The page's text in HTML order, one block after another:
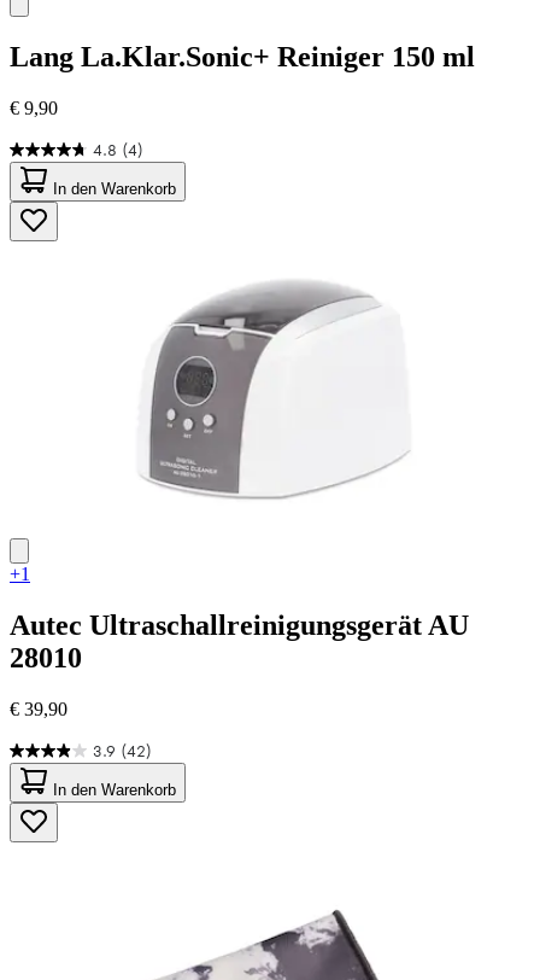
Lang La.Klar.Sonic+ Reiniger 150 ml
€ 9,90
4.8 (4)
4.8
von
5
Sternen.
4
In den Warenkorb
+1
Autec Ultraschallreinigungsgerät AU
28010
€ 39,90
3.9 (42)
3.9
von
5
Sternen.
42
In den Warenkorb